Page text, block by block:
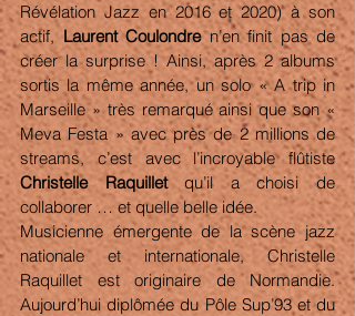
Révélation Jazz en 2016 et 2020) à son
actif, Laurent Coulondre n’en finit pas de
créer la surprise ! Ainsi, après 2 albums
sortis la même année, un solo « A trip in
Marseille » très remarqué ainsi que son «
Meva Festa » avec près de 2 millions de
Christelle Raquillet qu’il a choisi de
collaborer … et quelle belle idée.
Musicienne émergente de la scène jazz
nationale et internationale, Christelle
Raquillet est originaire de Normandie.
Aujourd’hui diplômée du Pôle Sup’93 et du